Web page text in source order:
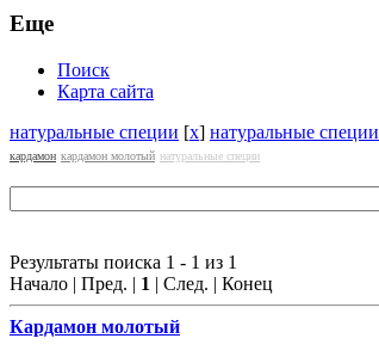
Еще
Поиск
Карта сайта
натуральные специи [x] натуральные специи
кардамон кардамон молотый натуральные специи
Результаты поиска 1 - 1 из 1
Начало | Пред. | 1 | След. | Конец
Кардамон молотый